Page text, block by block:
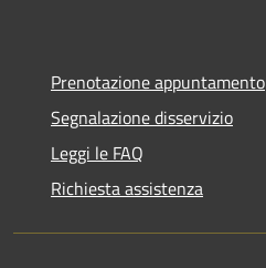
Prenotazione appuntamento
Segnalazione disservizio
Leggi le FAQ
Richiesta assistenza